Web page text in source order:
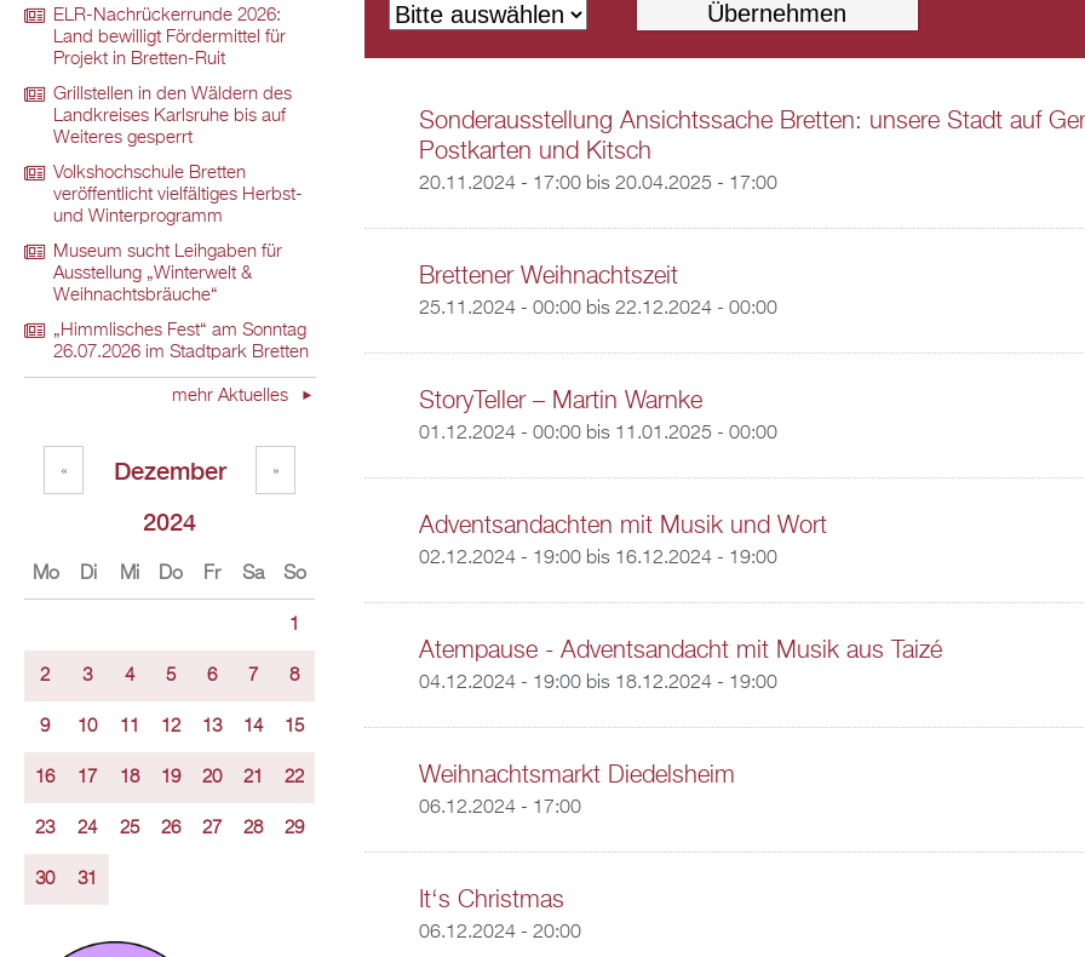
Sonderausstellung Ansichtssache Bretten: unsere Stadt auf
Postkarten und Kitsch
20.11.2024 - 17:00bis 20.04.2025 - 17:00
Brettener Weihnachtszeit
25.11.2024 - 00:00bis 22.12.2024 - 00:00
StoryTeller – Martin Warnke
01.12.2024 - 00:00bis 11.01.2025 - 00:00
Adventsandachten mit Musik und Wort
02.12.2024 - 19:00bis 16.12.2024 - 19:00
Atempause - Adventsandacht mit Musik aus Taizé
04.12.2024 - 19:00bis 18.12.2024 - 19:00
Weihnachtsmarkt Diedelsheim
06.12.2024 - 17:00
It‘s Christmas
06.12.2024 - 20:00
ELR-Nachrückerrunde 2026:
Land bewilligt Fördermittel für
Projekt in Bretten-Ruit
Grillstellen in den Wäldern des
Landkreises Karlsruhe bis auf
Weiteres gesperrt
Volkshochschule Bretten
veröffentlicht vielfältiges Herbst-
und Winterprogramm
Museum sucht Leihgaben für
Ausstellung „Winterwelt &
Weihnachtsbräuche“
„Himmlisches Fest“ am Sonntag
26.07.2026 im Stadtpark Bretten
mehr Aktuelles
Dezember
2024
« »
Mo Di Mi Do Fr Sa So
1
2 3 4 5 6 7 8
9 10 11 12 13 14 15
16 17 18 19 20 21 22
23 24 25 26 27 28 29
30 31